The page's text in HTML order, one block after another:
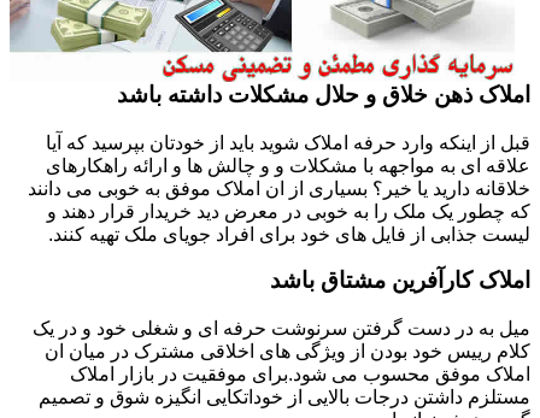
املاک ذهن خلاق و حلال مشکلات داشته باشد
قبل از اینکه وارد حرفه املاک شوید باید از خودتان بپرسید که آیا
علاقه ای به مواجهه با مشکلات و و چالش ها و ارائه راهکارهای
خلاقانه دارید یا خیر؟ بسیاری از ان املاک موفق به خوبی می دانند
که چطور یک ملک را به خوبی در معرض دید خریدار قرار دهند و
لیست جذابی از فایل های خود برای افراد جویای ملک تهیه کنند.
املاک کارآفرین مشتاق باشد
میل به در دست گرفتن سرنوشت حرفه ای و شغلی خود و در یک
کلام رییس خود بودن از ویژگی های اخلاقی مشترک در میان ان
املاک موفق محسوب می شود.برای موفقیت در بازار املاک
مستلزم داشتن درجات بالایی از خوداتکایی انگیزه شوق و تصمیم